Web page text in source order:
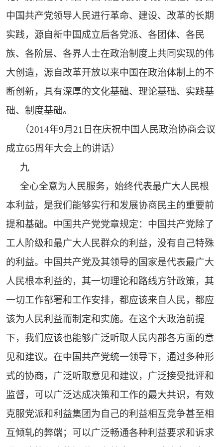
中国共产党领导人民进行革命、建设、改革的长期
实践，源自新中国成立后各党派、各团体、各民
族、各阶层、各界人士在政治制度上共同实现的伟
大创造，源自改革开放以来中国在政治体制上的不
断创新，具有深厚的文化基础、理论基础、实践基
础、制度基础。
（2014年9月21日在庆祝中国人民政治协商会议
成立65周年大会上的讲话）
九
全心全意为人民服务，始终代表最广大人民根
本利益，是我们能够实行和发展协商民主的重要前
提和基础。中国共产党党章规定：中国共产党除了
工人阶级和最广大人民群众的利益，没有自己特殊
的利益。中国共产党及其领导的国家是代表最广大
人民根本利益的，其一切理论和路线方针政策，其
一切工作部署和工作安排，都应该来自人民，都应
该为人民利益而制定和实施。在这个大政治前提
下，我们应该也能够广泛听取人民内部各方面的意
见和建议。在中国共产党统一领导下，通过多种形
式的协商，广泛听取意见和建议，广泛接受批评和
监督，可以广泛达成决策和工作的最大共识，有效
克服党派和利益集团为自己的利益相互竞争甚至相
互倾轧的弊端；可以广泛畅通各种利益要求和诉求